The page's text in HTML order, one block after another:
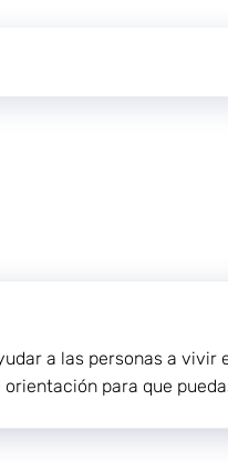
a las personas a vivir
para que